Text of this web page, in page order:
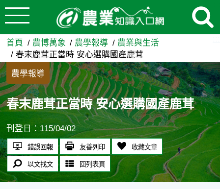
跳到主要內容
春末鹿茸正當時 安心選購國
首頁 農博萬象 農學報導
農業與生活
春末鹿茸正當時 安心選購國產鹿茸
農學報導
春末鹿茸正當時 安心選購國產鹿茸
刊登日：115/04/02
錯誤回報 友善列印 收藏文章
以文找文 回列表頁